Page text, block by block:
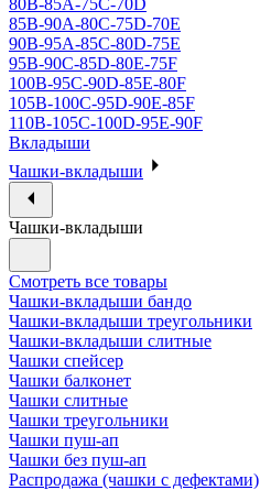
85В-90А-80С-75D-70E
90B-95A-85C-80D-75E
95B-90C-85D-80E-75F
100B-95C-90D-85E-80F
105B-100C-95D-90E-85F
110B-105C-100D-95E-90F
Вкладыши
Чашки-вкладыши
Чашки-вкладыши
Смотреть все товары
Чашки-вкладыши бандо
Чашки-вкладыши треугольники
Чашки-вкладыши слитные
Чашки спейсер
Чашки балконет
Чашки слитные
Чашки треугольники
Чашки пуш-ап
Чашки без пуш-ап
Распродажа (чашки с дефектами)